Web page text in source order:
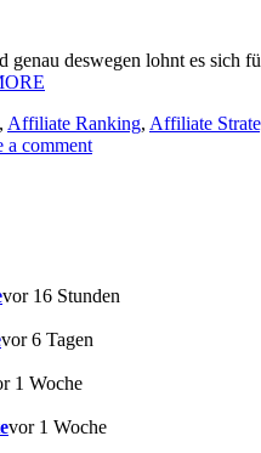
deswegen lohnt es
, Affiliate Ranking, Affiliate
a comment
vor 16 Stunden
vor 6 Tagen
1 Woche
vor 1 Woche